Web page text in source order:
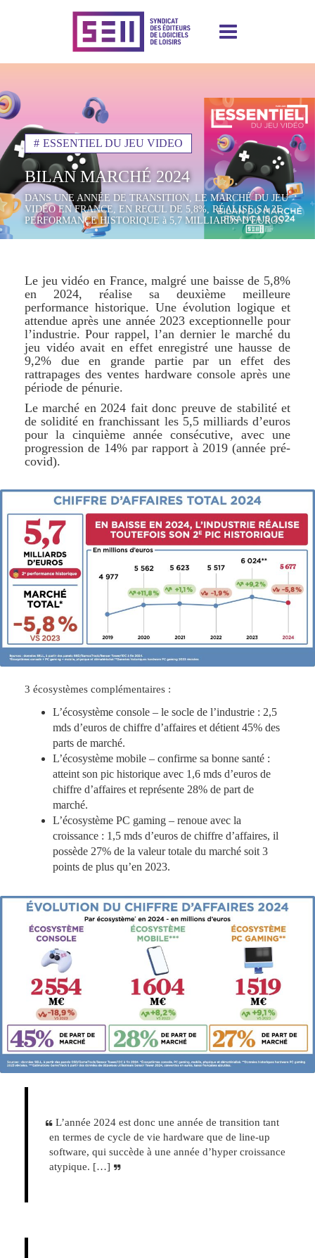
ESSENTIEL DU JEU VIDEO
BILAN MARCHÉ 2024
DANS UNE ANNÉE DE TRANSITION, LE MARCHÉ DU JEU
VIDÉO EN FRANCE, EN RECUL DE 5,8%, RÉALISE SA 2E
PERFORMANCE HISTORIQUE à 5,7 MILLIARDS D'EUROS
Le jeu vidéo en France, malgré une baisse de 5,8%
en 2024, réalise sa deuxième meilleure
performance historique. Une évolution logique et
attendue après une année 2023 exceptionnelle pour
l’industrie. Pour rappel, l’an dernier le marché du
jeu vidéo avait en effet enregistré une hausse de
9,2% due en grande partie par un effet des
rattrapages des ventes hardware console après une
période de pénurie.
Le marché en 2024 fait donc preuve de stabilité et
de solidité en franchissant les 5,5 milliards d’euros
pour la cinquième année consécutive, avec une
progression de 14% par rapport à 2019 (année pré-
covid).
3 écosystèmes complémentaires :
L’écosystème console – le socle de l’industrie : 2,5
mds d’euros de chiffre d’affaires et détient 45% des
parts de marché.
L’écosystème mobile – confirme sa bonne santé :
atteint son pic historique avec 1,6 mds d’euros de
chiffre d’affaires et représente 28% de part de
marché.
L’écosystème PC gaming – renoue avec la
croissance : 1,5 mds d’euros de chiffre d’affaires, il
possède 27% de la valeur totale du marché soit 3
points de plus qu’en 2023.
L’année 2024 est donc une année de transition tant
en termes de cycle de vie hardware que de line-up
software, qui succède à une année d’hyper croissance
atypique. […]